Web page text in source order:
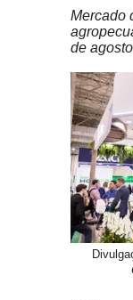
Mercado
de